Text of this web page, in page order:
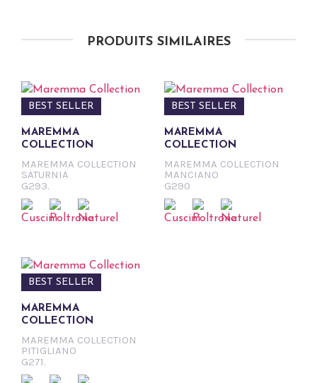
PRODUITS SIMILAIRES
BEST SELLER
MAREMMA
COLLECTION
MAREMMA COLLECTION
SATURNIA
G293.
BEST SELLER
MAREMMA
COLLECTION
MAREMMA COLLECTION
MANCIANO
G290
BEST SELLER
MAREMMA
COLLECTION
MAREMMA COLLECTION
PITIGLIANO
G271.